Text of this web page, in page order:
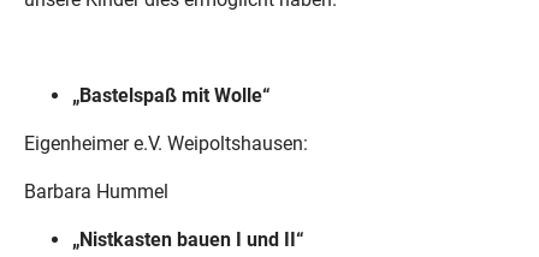
„Bastelspaß mit Wolle“
Eigenheimer e.V. Weipoltshausen:
Barbara Hummel
„Nistkasten bauen I und II“